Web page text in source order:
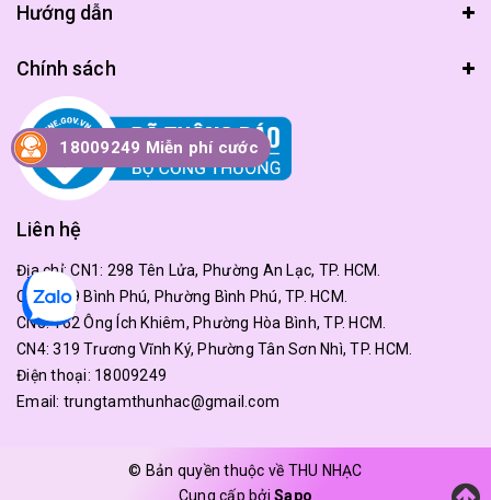
Hướng dẫn
Chính sách
Liên hệ
Địa chỉ:CN1: 298 Tên Lửa, Phường An Lạc, TP. HCM.
CN2: 179 Bình Phú, Phường Bình Phú, TP. HCM.
CN3: 162 Ông Ích Khiêm, Phường Hòa Bình, TP. HCM.
CN4: 319 Trương Vĩnh Ký, Phường Tân Sơn Nhì, TP. HCM.
Điện thoại: 18009249
Email: trungtamthunhac@gmail.com
© Bản quyền thuộc về THU NHẠC
Cung cấp bởiSapo
18009249 Miễn phí cước